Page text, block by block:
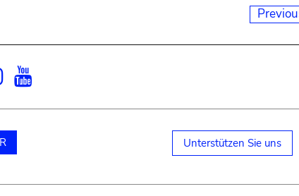
Instagram
Unterstützen Sie uns